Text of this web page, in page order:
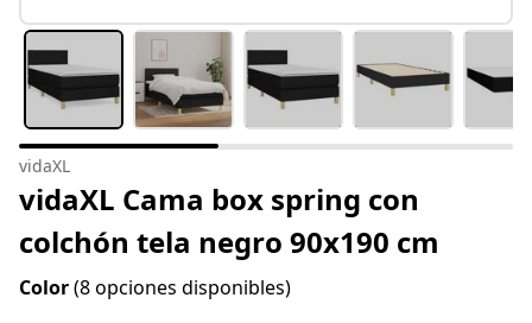
vidaXL
vidaXL Cama box spring con
colchón tela negro 90x190 cm
Color(8 opciones disponibles)